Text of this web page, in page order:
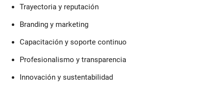
Trayectoria y reputación
Branding y marketing
Capacitación y soporte continuo
Profesionalismo y transparencia
Innovación y sustentabilidad